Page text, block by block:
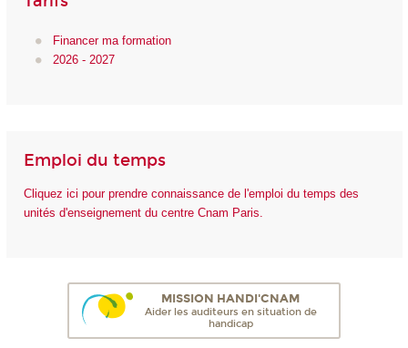
Financer ma formation
2026 - 2027
Emploi du temps
Cliquez ici pour prendre connaissance de l'emploi du temps des
unités d'enseignement du centre Cnam Paris.
MISSION HANDI'CNAM
Aider les auditeurs en situation de
handicap